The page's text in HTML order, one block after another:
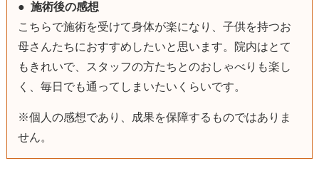
施術後の感想
こちらで施術を受けて身体が楽になり、子供を持つお
母さんたちにおすすめしたいと思います。院内はとて
もきれいで、スタッフの方たちとのおしゃべりも楽し
く、毎日でも通ってしまいたいくらいです。
※個人の感想であり、成果を保障するものではありま
せん。